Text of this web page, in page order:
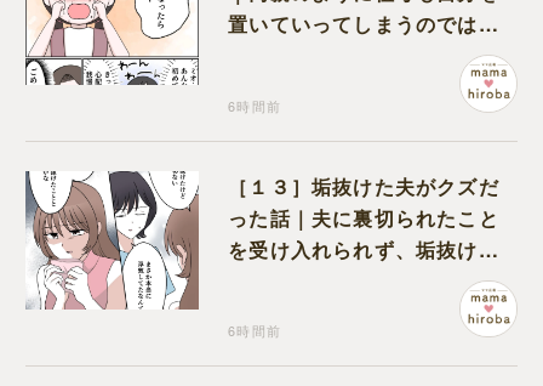
置いていってしまうのでは？
と怯えて泣く孫に心が痛む
6時間前
［１３］垢抜けた夫がクズだ
った話｜夫に裏切られたこと
を受け入れられず、垢抜けた
ことが関係しているのかと嘆
6時間前